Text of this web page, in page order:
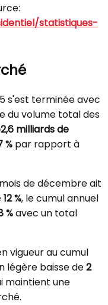
statistiques-
s'est terminée avec
du volume total des
milliards de
% par rapport à
de décembre ait
12 %, le cumul annuel
%avec un total
vigueur au cumul
légère baisse de2
maintient une